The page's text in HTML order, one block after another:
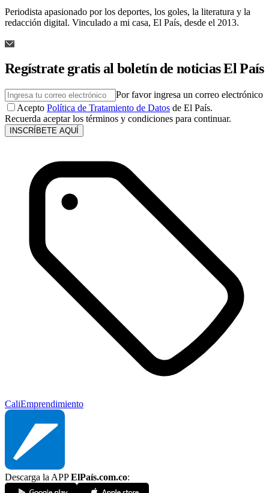
Periodista apasionado por los deportes, los goles, la literatura y la
redacción digital. Vinculado a mi casa, El País, desde el 2013.
Regístrate gratis al boletín de noticias El País
Por favor ingresa un correo electrónico
Acepto Política de Tratamiento de Datos de El País.
Recuerda aceptar los términos y condiciones para continuar.
INSCRÍBETE AQUÍ
CaliEmprendimiento
Descarga la APPElPaís.com.co: